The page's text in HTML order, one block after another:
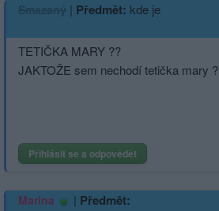
Smazaný | Předmět: kde je
TETIČKA MARY ??
JAKTOŽE sem nechodí tetička mary ?
Přihlásit se a odpovědět
Marina | Předmět: